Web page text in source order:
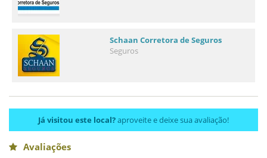
Schaan Corretora de Seguros
Seguros
Já visitou este local?aproveite e deixe sua avaliação!
Avaliações